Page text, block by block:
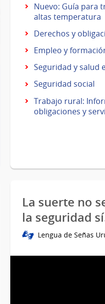
Nuevo: Guía para
altas temperatura
Derechos y
Empleo y
Seguridad y salud
Seguridad social
Trabajo rural:
obligaciones y
La suerte no
la seguridad
Lengua de Señas